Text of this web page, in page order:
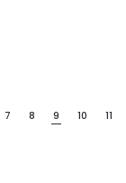
7 8 9 10 11